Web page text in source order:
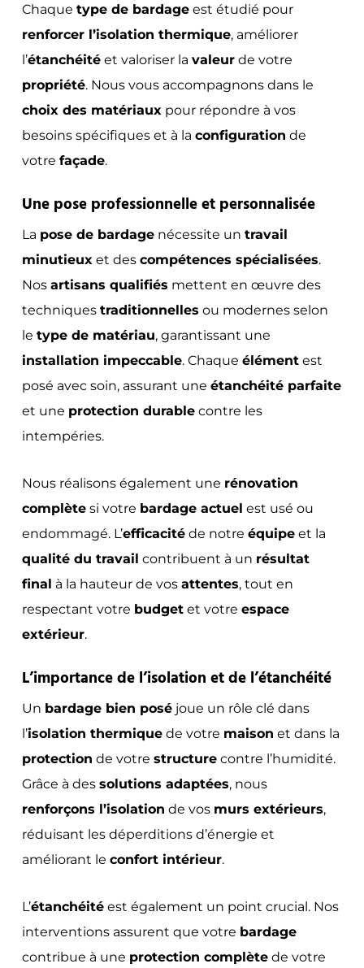
Chaque type de bardageest étudié pour
renforcer l’isolation thermique, améliorer
l’étanchéitéet valoriser la valeurde votre
propriété. Nous vous accompagnons dans le
choix des matériauxpour répondre à vos
besoins spécifiques et à la configuration de
votre façade.
Une pose professionnelle et personnalisée
La pose de bardagenécessite un travail
minutieuxet des compétences spécialisées.
Nos artisans qualifiés mettent en œuvre des
techniques traditionnelles ou modernes selon
le type de matériau, garantissant une
installation impeccable. Chaque élémentest
posé avec soin, assurant une étanchéité parfaite
et une protection durablecontre les
intempéries.
Nous réalisons également une rénovation
complètesi votre bardage actuel est usé ou
endommagé. L’efficacitéde notre équipeet la
qualité du travail contribuent à un résultat
final à la hauteur de vos attentes, tout en
respectant votre budgetet votre espace
extérieur.
L’importance de l’isolation et de l’étanchéité
Un bardage bien poséjoue un rôle clé dans
l’isolation thermiquede votre maison et dans la
protection de votre structurecontre l’humidité.
Grâce à des solutions adaptées, nous
renforçons l’isolation de vos murs extérieurs,
réduisant les déperditions d’énergie et
améliorant le confort intérieur.
L’étanchéitéest également un point crucial. Nos
interventions assurent que votre bardage
contribue à une protection complètede votre